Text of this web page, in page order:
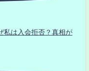
は入会拒否？真相が